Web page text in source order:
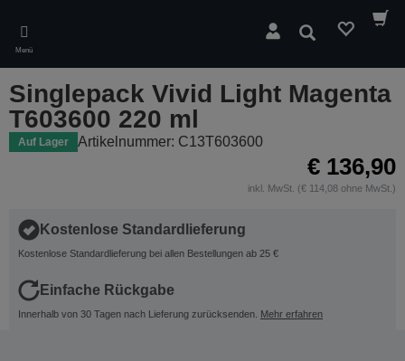
main
content
Menü
Suchen
Singlepack Vivid Light Magenta
T603600 220 ml
Auf Lager Artikelnummer: C13T603600
€ 136,90
inkl. MwSt. (€ 114,08 ohne MwSt.)
Kostenlose Standardlieferung
Kostenlose Standardlieferung bei allen Bestellungen ab 25 €
Einfache Rückgabe
Innerhalb von 30 Tagen nach Lieferung zurücksenden. Mehr erfahren